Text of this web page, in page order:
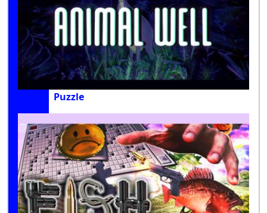
Puzzle